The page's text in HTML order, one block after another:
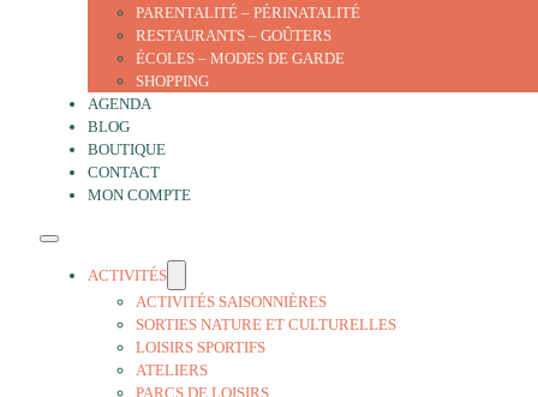
PARENTALITÉ – PÉRINATALITÉ
RESTAURANTS – GOÛTERS
ÉCOLES – MODES DE GARDE
SHOPPING
AGENDA
BLOG
BOUTIQUE
CONTACT
MON COMPTE
ACTIVITÉS
ACTIVITÉS SAISONNIÈRES
SORTIES NATURE ET CULTURELLES
LOISIRS SPORTIFS
ATELIERS
PARCS DE LOISIRS